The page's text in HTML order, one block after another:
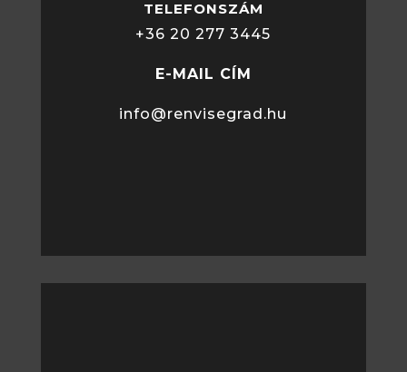
TELEFONSZÁM
+36 20 277 3445
E-MAIL CÍM
info@renvisegrad.hu